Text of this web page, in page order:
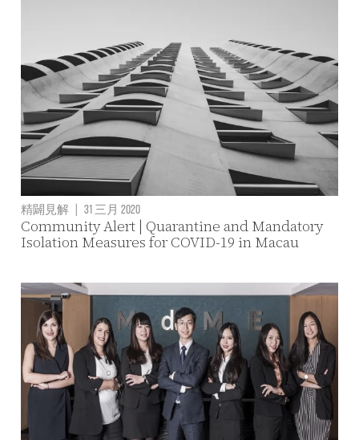
精闢見解 | 31 三月 2020
Community Alert | Quarantine and Mandatory
Isolation Measures for COVID-19 in Macau